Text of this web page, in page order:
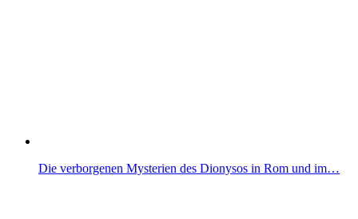
Die verborgenen Mysterien des Dionysos in Rom und im…